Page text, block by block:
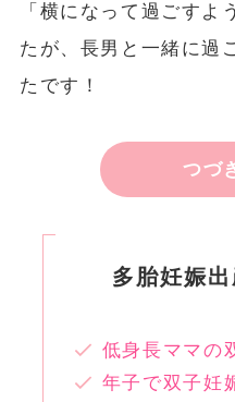
「横になって過ごすよ
たが、長男と一緒に過
たです！
つづ
多胎妊娠
低身長ママの
年子で双子妊